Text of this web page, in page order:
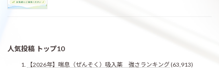
人気投稿 トップ10
【2026年】喘息（ぜんそく）吸入薬 強さランキング(63,913)